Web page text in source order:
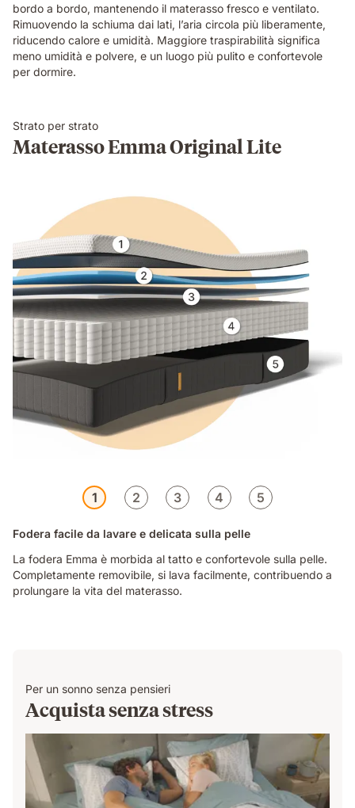
bordo a bordo, mantenendo il materasso fresco e ventilato.
Rimuovendo la schiuma dai lati, l’aria circola più liberamente,
riducendo calore e umidità. Maggiore traspirabilità significa
meno umidità e polvere, e un luogo più pulito e confortevole
per dormire.
Strato per strato
Materasso Emma Original Lite
1 2 3 4 5
Fodera facile da lavare e delicata sulla pelle
La fodera Emma è morbida al tatto e confortevole sulla pelle.
Completamente removibile, si lava facilmente, contribuendo a
prolungare la vita del materasso.
Per un sonno senza pensieri
Acquista senza stress